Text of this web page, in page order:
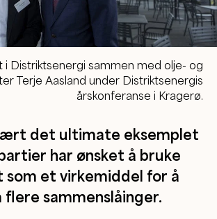
i Distriktsenergi sammen med olje- og
Terje Aasland under Distriktsenergis
årskonferanse i Kragerø.
det ultimate eksemplet
har ønsket å bruke
som et virkemiddel for å
sammenslåinger.